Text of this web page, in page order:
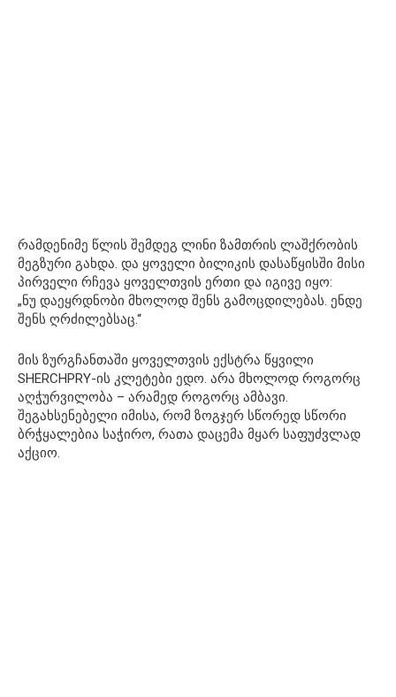
რამდენიმე წლის შემდეგ ლინი ზამთრის ლაშქრობის
მეგზური გახდა. და ყოველი ბილიკის დასაწყისში მისი
პირველი რჩევა ყოველთვის ერთი და იგივე იყო:
„ნუ დაეყრდნობი მხოლოდ შენს გამოცდილებას. ენდე
შენს ღრძილებსაც.“
მის ზურგჩანთაში ყოველთვის ექსტრა წყვილი
SHERCHPRY-ის კლეტები ედო. არა მხოლოდ როგორც
აღჭურვილობა – არამედ როგორც ამბავი.
შეგახსენებელი იმისა, რომ ზოგჯერ სწორედ სწორი
ბრჭყალებია საჭირო, რათა დაცემა მყარ საფუძვლად
აქციო.